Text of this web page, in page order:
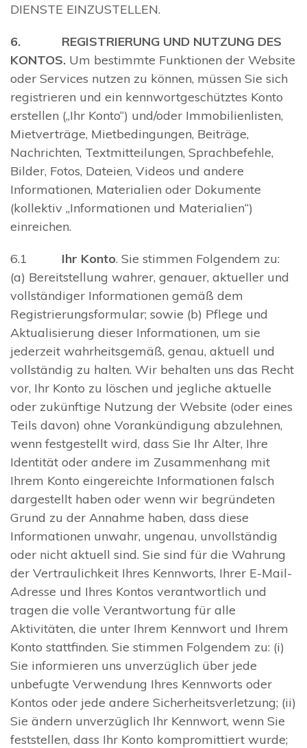
DIENSTE EINZUSTELLEN.
6. REGISTRIERUNG UND NUTZUNG DES
KONTOS. Um bestimmte Funktionen der Website
oder Services nutzen zu können, müssen Sie sich
registrieren und ein kennwortgeschütztes Konto
erstellen („Ihr Konto“) und/oder Immobilienlisten,
Mietverträge, Mietbedingungen, Beiträge,
Nachrichten, Textmitteilungen, Sprachbefehle,
Bilder, Fotos, Dateien, Videos und andere
Informationen, Materialien oder Dokumente
(kollektiv „Informationen und Materialien“)
einreichen.
6.1 Ihr Konto. Sie stimmen Folgendem zu:
(a) Bereitstellung wahrer, genauer, aktueller und
vollständiger Informationen gemäß dem
Registrierungsformular; sowie (b) Pflege und
Aktualisierung dieser Informationen, um sie
jederzeit wahrheitsgemäß, genau, aktuell und
vollständig zu halten. Wir behalten uns das Recht
vor, Ihr Konto zu löschen und jegliche aktuelle
oder zukünftige Nutzung der Website (oder eines
Teils davon) ohne Vorankündigung abzulehnen,
wenn festgestellt wird, dass Sie Ihr Alter, Ihre
Identität oder andere im Zusammenhang mit
Ihrem Konto eingereichte Informationen falsch
dargestellt haben oder wenn wir begründeten
Grund zu der Annahme haben, dass diese
Informationen unwahr, ungenau, unvollständig
oder nicht aktuell sind. Sie sind für die Wahrung
der Vertraulichkeit Ihres Kennworts, Ihrer E-Mail-
Adresse und Ihres Kontos verantwortlich und
tragen die volle Verantwortung für alle
Aktivitäten, die unter Ihrem Kennwort und Ihrem
Konto stattfinden. Sie stimmen Folgendem zu: (i)
Sie informieren uns unverzüglich über jede
unbefugte Verwendung Ihres Kennworts oder
Kontos oder jede andere Sicherheitsverletzung; (ii)
Sie ändern unverzüglich Ihr Kennwort, wenn Sie
feststellen, dass Ihr Konto kompromittiert wurde;